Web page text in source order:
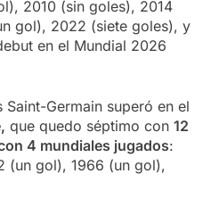
2010 (sin goles), 2014
gol), 2022 (siete goles), y
en el Mundial 2026
Saint-Germain superó en el
que quedo séptimo con 12
4 mundiales jugados:
(un gol), 1966 (un gol),